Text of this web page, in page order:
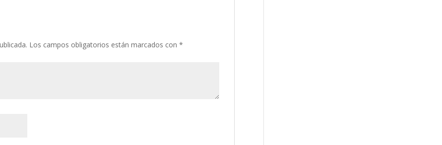
Los campos obligatorios están marcados con*